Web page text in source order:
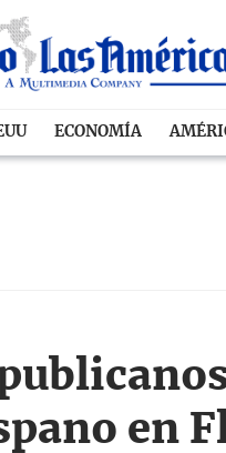
ECONOMÍA
en